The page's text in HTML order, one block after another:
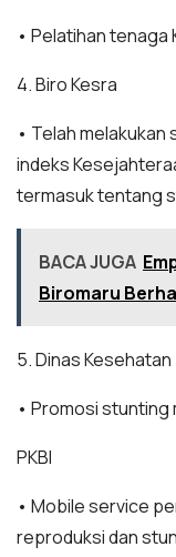
• Pelatihan tenaga
4. Biro Kesra
• Telah
indeks
termasuk tentang
BACA JUGA
Biromaru
5. Dinas Kesehatan
• Promosi stunting
PKBI
• Mobile service
reproduksi dan